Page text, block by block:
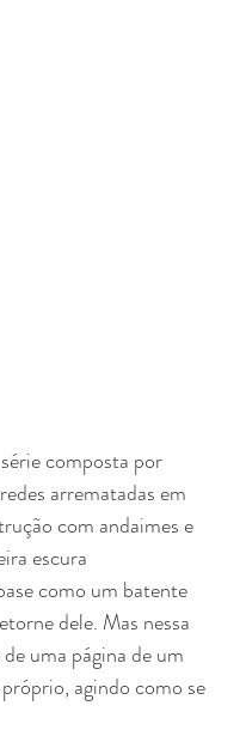
composta por
arrematadas em
com andaimes e
escura
como um batente
dele. Mas nessa
uma página de um
agindo como se